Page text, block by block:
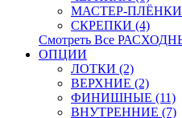
МАСТЕР-ПЛЁНКИ
СКРЕПКИ (4)
Смотреть Все
ОПЦИИ
ЛОТКИ (2)
ВЕРХНИЕ (2)
ФИНИШНЫЕ (11)
ВНУТРЕННИЕ (7)